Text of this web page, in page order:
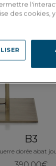
B3
dorée abat
des cookies,